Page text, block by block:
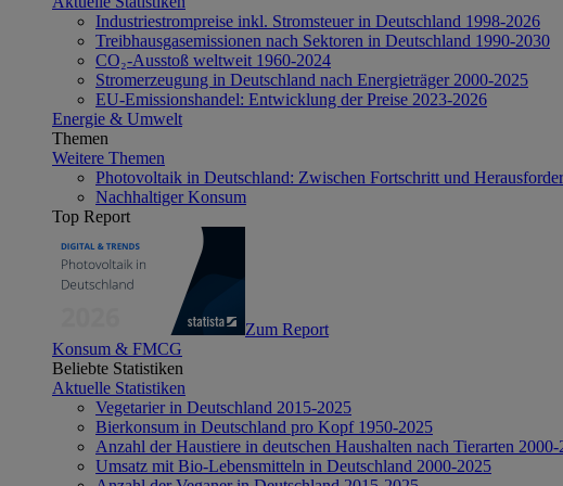
Industriestrompreise inkl. Stromsteuer in Deutschland 1998-2026
Treibhausgasemissionen nach Sektoren in Deutschland 1990-2030
CO₂-Ausstoß weltweit 1960-2024
Stromerzeugung in Deutschland nach Energieträger 2000-2025
EU-Emissionshandel: Entwicklung der Preise 2023-2026
Energie & Umwelt
Themen
Weitere Themen
Photovoltaik in Deutschland: Zwischen Fortschritt und
Nachhaltiger Konsum
Top Report
Zum Report
Konsum & FMCG
Beliebte Statistiken
Aktuelle Statistiken
Vegetarier in Deutschland 2015-2025
Bierkonsum in Deutschland pro Kopf 1950-2025
Anzahl der Haustiere in deutschen Haushalten nach Tierarten 2000-
Umsatz mit Bio-Lebensmitteln in Deutschland 2000-2025